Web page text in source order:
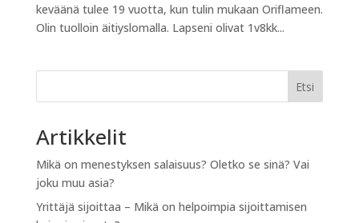
keväänä tulee 19 vuotta, kun tulin mukaan Oriflameen.
Olin tuolloin äitiyslomalla. Lapseni olivat 1v8kk...
Etsi
Artikkelit
Mikä on menestyksen salaisuus? Oletko se sinä? Vai
joku muu asia?
Yrittäjä sijoittaa – Mikä on helpoimpia sijoittamisen